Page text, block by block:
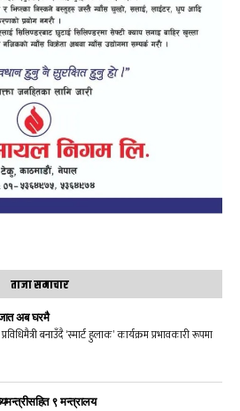
ताजा समाचार
अब घरमै
बनाउँदै ‘स्मार्ट हुलाक’ कार्यक्रम प्रभावकारी रूपमा
९ मन्त्रालय